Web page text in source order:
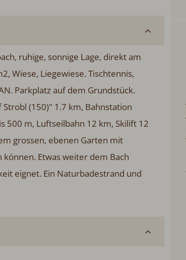
ruhige, sonnige Lage, direkt am
Wiese, Liegewiese. Tischtennis,
Parkplatz auf dem Grundstück.
(150)" 1.7 km, Bahnstation
500 m, Luftseilbahn 12 km, Skilift 12
grossen, ebenen Garten mit
Etwas weiter dem Bach
eignet. Ein Naturbadestrand und